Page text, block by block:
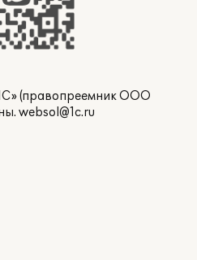
(правопреемник ООО
websol@1c.ru